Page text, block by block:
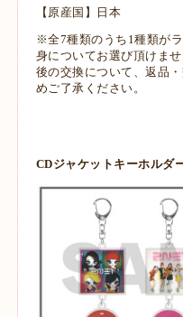
【原産国】日本
※全7種類のうち1種類が
身についてお選び頂けま
後の交換について、返品
めご了承ください。
CDジャケットキーホルダ